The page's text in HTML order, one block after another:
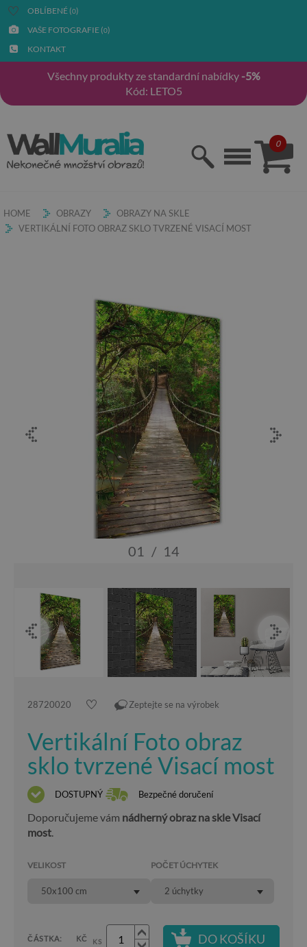
OBLÍBENÉ (0)
VAŠE FOTOGRAFIE (0)
KONTAKT
Všechny produkty ze standardní nabídky -5%
Kód: LETO5
0
HOME OBRAZY
OBRAZY NA SKLE
VERTIKÁLNÍ FOTO OBRAZ SKLO TVRZENÉ VISACÍ MOST
01 / 14
28720020 Zeptejte se na výrobek
Vertikální Foto obraz
sklo tvrzené Visací most
DOSTUPNÝ Bezpečné doručení
Doporučujeme vám nádherný obraz na skle Visací
most.
VELIKOST
50x100 cm
POČET ÚCHYTEK
2 úchytky
ČÁSTKA: KČ KS DO KOŠÍKU